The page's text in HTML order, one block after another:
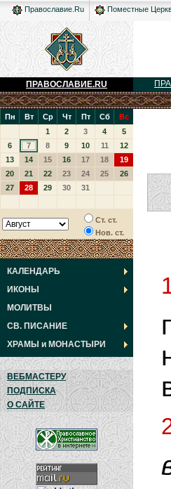
Православие.Ru Поместные
ПРАВОСЛАВИЕ.RU
Пн Вт Ср Чт Пт Сб
Вс
1
2 3 4
5
6
7 8 9 10 11
12
13
14 15 16 17 18
19
20
21 22 23 24 25
26
27
28 29 30 31
Ст. ст.
Нов. ст.
КАЛЕНДАРЬ
ИКОНЫ
МОЛИТВЫ
СВ. ПИСАНИЕ
ХРАМЫ и МОНАСТЫРИ
ВЕБМАСТЕРУ
ПОДПИСКА
О САЙТЕ